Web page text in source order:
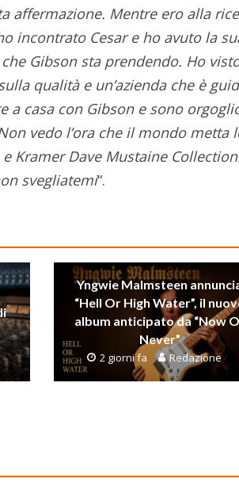
affermazione. Mentre ero alla
incontrato Cesar e ho avuto la
Gibson sta prendendo. Ho
qualità e un’azienda che è
a casa con Gibson e sono
vedo l’ora che il mondo
Kramer Dave Mustaine
svegliatemi“.
Yngwie Malmsteen
“Hell Or High Water”, il
album anticipato da “Now
Never”
2 giorni fa Redazione